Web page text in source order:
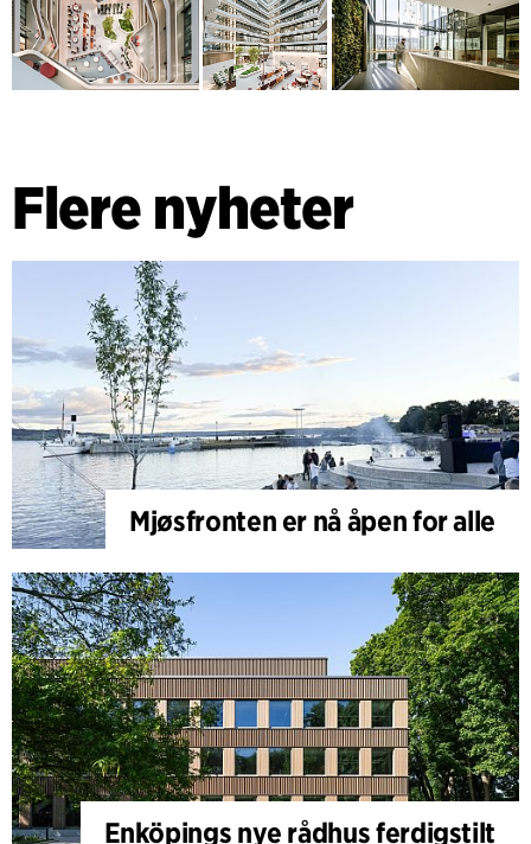
Flere nyheter
Mjøsfronten er nå åpen for alle
Enköpings nye rådhus ferdigstilt